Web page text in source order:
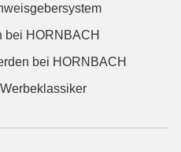
bei HORNBACH
bei HORNBACH